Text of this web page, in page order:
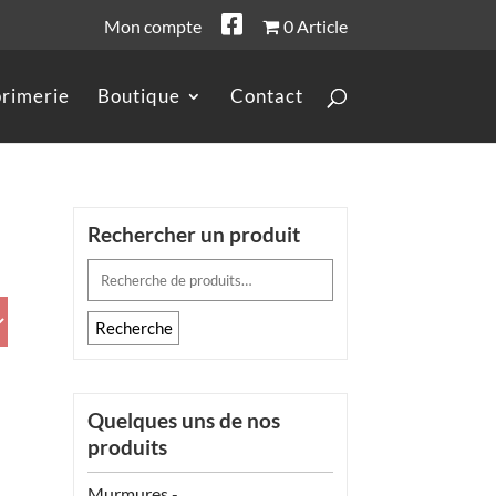
Mon compte 0 Article
Boutique Contact
Rechercher un produit
Recherche
pour :
Recherche
Quelques uns de nos
produits